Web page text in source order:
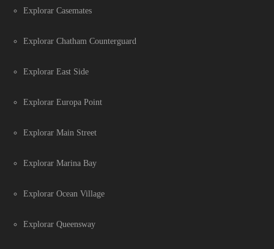
Explorar Casemates
Explorar Chatham Counterguard
Explorar East Side
Explorar Europa Point
Explorar Main Street
Explorar Marina Bay
Explorar Ocean Village
Explorar Queensway